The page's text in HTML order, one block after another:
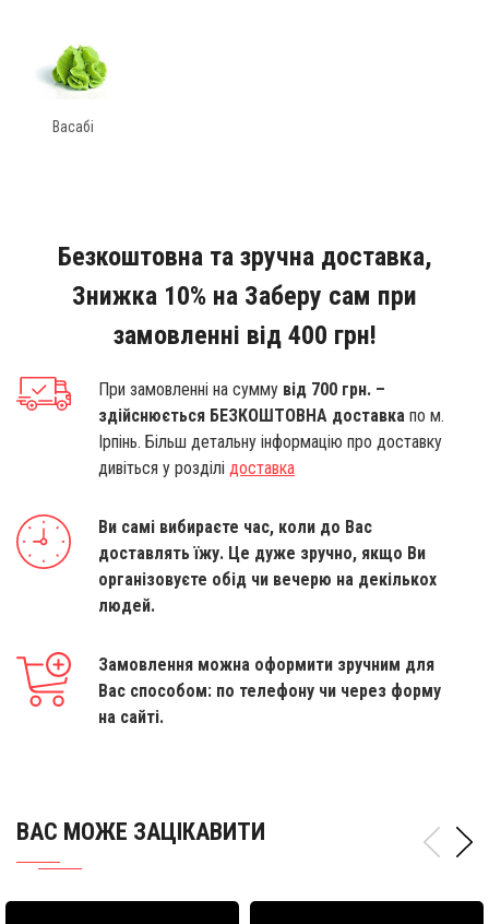
Васабі
Безкоштовна та зручна доставка,
Знижка 10% на Заберу сам при
замовленні від 400 грн!
При замовленні на сумму від 700 грн. –
здійснюється БЕЗКОШТОВНА доставка по м.
Ірпінь. Більш детальну інформацію про доставку
дивіться у розділі доставка
Ви самі вибираєте час, коли до Вас
доставлять їжу. Це дуже зручно, якщо Ви
організовуєте обід чи вечерю на декількох
людей.
Замовлення можна оформити зручним для
Вас способом: по телефону чи через форму
на сайті.
ВАС МОЖЕ ЗАЦІКАВИТИ